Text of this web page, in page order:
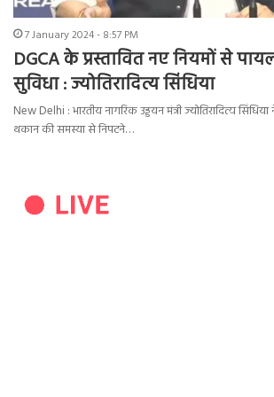
7 January 2024 - 8:57 PM
DGCA के प्रस्तावित नए नियमों से
सुविधा : ज्योतिरादित्य सिंधिया
New Delhi : भारतीय नागरिक उड्डयन मंत्री ज्योतिरादित्य
थकान की समस्या से निपटने…